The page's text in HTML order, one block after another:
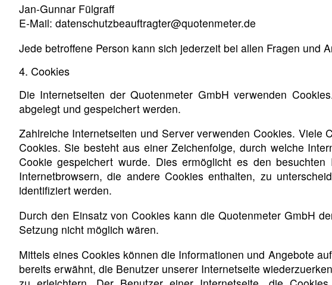
Jan-Gunnar Fülgraff
E-Mail: datenschutzbeauftragter@quotenmeter.de
Jede betroffene Person kann sich jederzeit bei allen Fragen und
4. Cookies
Die Internetseiten der Quotenmeter GmbH verwenden
abgelegt und gespeichert werden.
Zahlreiche Internetseiten und Server verwenden Cookies. Viele
Cookies. Sie besteht aus einer Zeichenfolge, durch welche
Cookie gespeichert wurde. Dies ermöglicht es den
Internetbrowsern, die andere Cookies enthalten, zu
identifiziert werden.
Durch den Einsatz von Cookies kann die Quotenmeter GmbH
Setzung nicht möglich wären.
Mittels eines Cookies können die Informationen und Angebote
bereits erwähnt, die Benutzer unserer Internetseite